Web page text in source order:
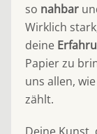
so nahbar
Wirklich
deine
Papier zu
uns allen, wie
zählt.